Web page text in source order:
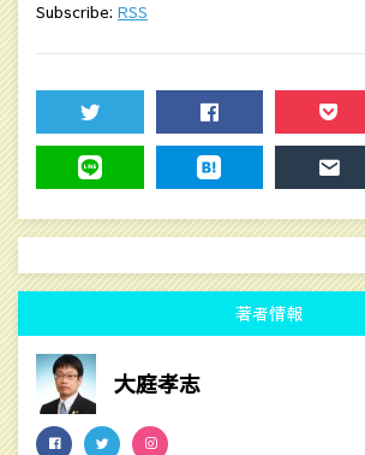
ヤ
Subscribe: RSS
TWEET SHARE POCKET
著者情報
大庭孝志